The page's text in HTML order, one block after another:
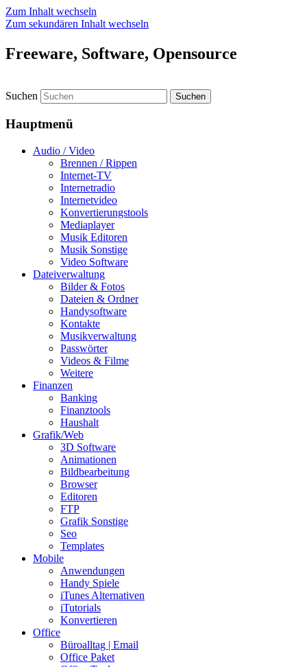
Zum Inhalt wechseln
Zum sekundären Inhalt wechseln
Freeware, Software, Opensource
Suchen
Hauptmenü
Audio / Video
Brennen / Rippen
Internet-TV
Internetradio
Internetvideo
Konvertierungstools
Mediaplayer
Musik Editoren
Musik Sonstige
Video Software
Dateiverwaltung
Bilder & Fotos
Dateien & Ordner
Handysoftware
Kontakte
Musikverwaltung
Passwörter
Videos & Filme
Weitere
Finanzen
Banking
Finanztools
Haushalt
Grafik/Web
3D Software
Animationen
Bildbearbeitung
Browser
Editoren
FTP
Grafik Sonstige
Seo
Templates
Mobile
Anwendungen
Handy Spiele
iTunes Alternativen
iTutorials
Konvertieren
Office
Büroalltag | Email
Office Paket